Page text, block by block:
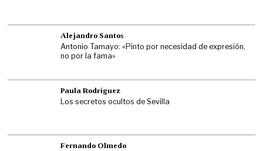
Alejandro Santos
Antonio Tamayo: «Pinto por necesidad de expresión,
no por la fama»
Paula Rodríguez
Los secretos ocultos de Sevilla
Fernando Olmedo